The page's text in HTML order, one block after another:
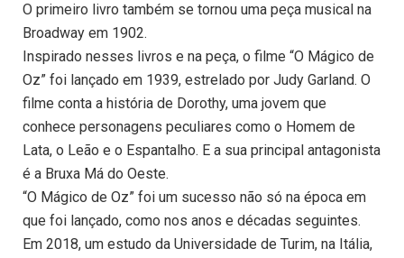
O primeiro livro também se tornou uma peça musical na
Broadway em 1902.
Inspirado nesses livros e na peça, o filme “O Mágico de
Oz” foi lançado em 1939, estrelado por Judy Garland. O
filme conta a história de Dorothy, uma jovem que
conhece personagens peculiares como o Homem de
Lata, o Leão e o Espantalho. E a sua principal antagonista
é a Bruxa Má do Oeste.
“O Mágico de Oz” foi um sucesso não só na época em
que foi lançado, como nos anos e décadas seguintes.
Em 2018, um estudo da Universidade de Turim, na Itália,